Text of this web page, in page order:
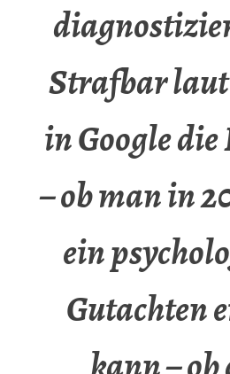
Strafbar laut
in Google
– ob man in
ein
Gutachten